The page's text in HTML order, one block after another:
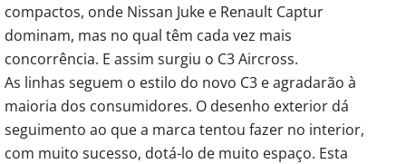
compactos, onde Nissan Juke e Renault Captur
dominam, mas no qual têm cada vez mais
concorrência. E assim surgiu o C3 Aircross.
As linhas seguem o estilo do novo C3 e agradarão à
maioria dos consumidores. O desenho exterior dá
seguimento ao que a marca tentou fazer no interior,
com muito sucesso, dotá-lo de muito espaço. Esta